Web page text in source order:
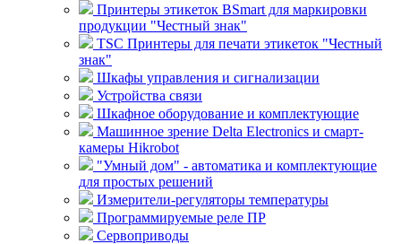
Принтеры этикеток BSmart для маркировки
продукции "Честный знак"
TSC Принтеры для печати этикеток "Честный
знак"
Шкафы управления и сигнализации
Устройства связи
Шкафное оборудование и комплектующие
Машинное зрение Delta Electronics и смарт-
камеры Hikrobot
"Умный дом" - автоматика и комплектующие
для простых решений
Измерители-регуляторы температуры
Программируемые реле ПР
Сервоприводы